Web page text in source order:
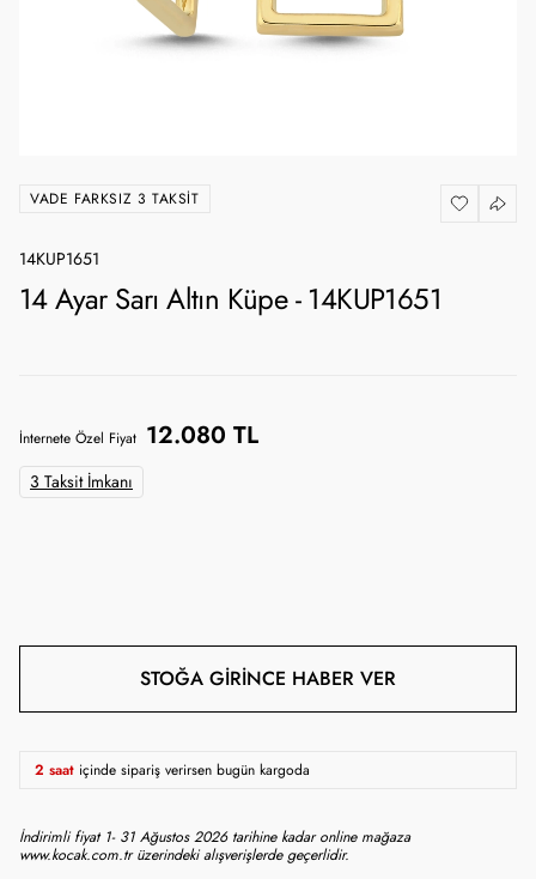
VADE FARKSIZ 3 TAKSIT
14KUP1651
14 Ayar Sarı Altın Küpe - 14KUP1651
İnternete Özel Fiyat 12.080 TL
3 Taksit İmkanı
STOĞA GIRINCE HABER VER
2 saat içinde sipariş verirsen bugün kargoda
İndirimli fiyat 1- 31 Ağustos 2026 tarihine kadar online mağaza
www.kocak.com.tr üzerindeki alışverişlerde geçerlidir.